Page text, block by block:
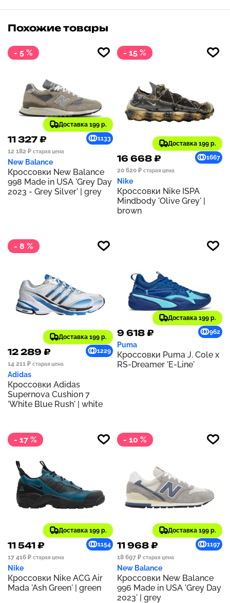
Похожие товары
- 5 %
Доставка 199 р.
11 327 ₽
1133
12 182 ₽ старая цена
New Balance
Кроссовки New Balance
998 Made in USA 'Grey Day
2023 - Grey Silver' | grey
- 15 %
Доставка 199 р.
16 668 ₽
1667
20 620 ₽ старая цена
Nike
Кроссовки Nike ISPA
Mindbody 'Olive Grey' |
brown
- 8 %
Доставка 199 р.
12 289 ₽
1229
14 211 ₽ старая цена
Adidas
Кроссовки Adidas
Supernova Cushion 7
'White Blue Rush' | white
Доставка 199 р.
9 618 ₽ 962
Puma
Кроссовки Puma J. Cole x
RS-Dreamer 'E-Line'
- 17 %
Доставка 199 р.
11 541 ₽
1154
17 416 ₽ старая цена
Nike
Кроссовки Nike ACG Air
Mada 'Ash Green' | green
- 10 %
Доставка 199 р.
11 968 ₽
1197
18 697 ₽ старая цена
New Balance
Кроссовки New Balance
996 Made in USA 'Grey Day
2023' | grey